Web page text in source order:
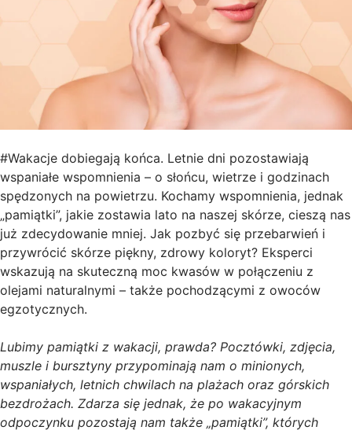
#Wakacje dobiegają końca. Letnie dni pozostawiają
wspaniałe wspomnienia – o słońcu, wietrze i godzinach
spędzonych na powietrzu. Kochamy wspomnienia, jednak
„pamiątki”, jakie zostawia lato na naszej skórze, cieszą nas
już zdecydowanie mniej. Jak pozbyć się przebarwień i
przywrócić skórze piękny, zdrowy koloryt? Eksperci
wskazują na skuteczną moc kwasów w połączeniu z
olejami naturalnymi – także pochodzącymi z owoców
egzotycznych.
Lubimy pamiątki z wakacji, prawda? Pocztówki, zdjęcia,
muszle i bursztyny przypominają nam o minionych,
wspaniałych, letnich chwilach na plażach oraz górskich
bezdrożach. Zdarza się jednak, że po wakacyjnym
odpoczynku pozostają nam także „pamiątki”, których